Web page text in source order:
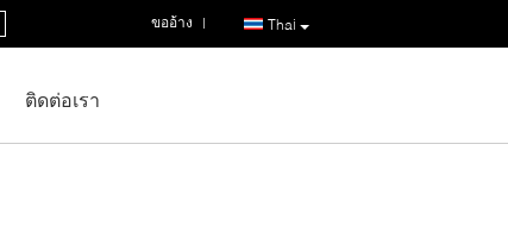
Thai
ขออ้าง |
ติดต่อเรา